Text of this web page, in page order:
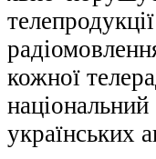
кожної
українських